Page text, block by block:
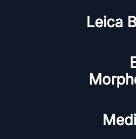
Module
Leica